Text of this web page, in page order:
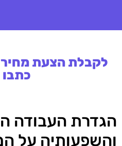
לקבלת הצעת
כתבו
הגדרת העבודה
והשפעותיה על